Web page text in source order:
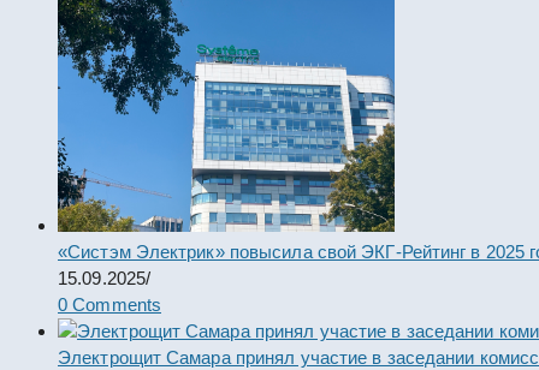
«Систэм Электрик» повысила свой ЭКГ-Рейтинг в 2025
15.09.2025/
0 Comments
Электрощит Самара принял участие в заседании